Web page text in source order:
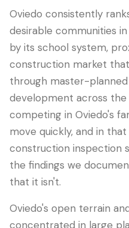
LANGUAGE
English
407-205-7228
Oviedo consistently
desirable communities
by its school system,
construction market
through master-
development across the
competing in Oviedo's
move quickly, and in
construction inspection
the findings we
that it isn't.
Oviedo's open terrain
concentrated in large